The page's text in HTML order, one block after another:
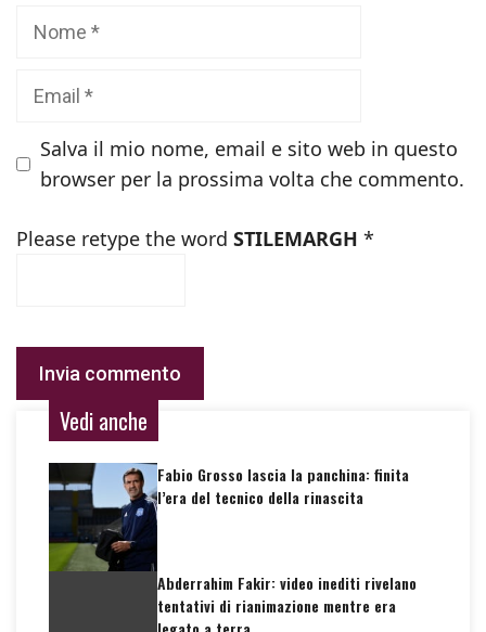
Salva il mio nome, email e sito web in questo
browser per la prossima volta che commento.
Please retype the word STILEMARGH *
Vedi anche
Fabio Grosso lascia la panchina: finita
l’era del tecnico della rinascita
Abderrahim Fakir: video inediti rivelano
tentativi di rianimazione mentre era